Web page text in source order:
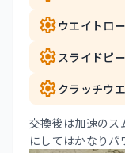
settingsウエイトロ
settings スライドピ
settingsクラッチウ
交換後は加速のス
にしてはかなりパ